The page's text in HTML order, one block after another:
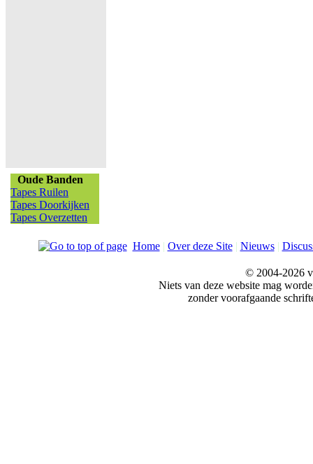
Oude Banden
Tapes Ruilen
Tapes Doorkijken
Tapes Overzetten
Home| Over deze Site| Nieuws|
© 2004-2026
Niets van deze website mag
zonder voorafgaande